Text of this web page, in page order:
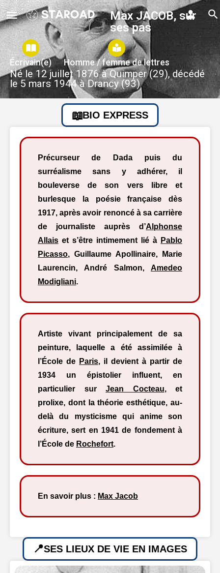
Max JACOB, sur
ses pas
Écrivain(e) Homme / femme de lettres
Né le 12 juillet 1876 à Quimper (29), décédé
le 5 mars 1944 à Drancy (93)
BIO EXPRESS
Précurseur de Dada puis du
surréalisme sans y adhérer, il
bouleverse de son vers libre et
burlesque la poésie française dès
1917, après avoir renoncé à sa carrière
de journaliste auprès d’Alphonse
Allais et s’être intimement lié à Pablo
Picasso, Guillaume Apollinaire, Marie
Laurencin, André Salmon, Amedeo
Modigliani.
Artiste vivant principalement de sa
peinture, laquelle a été assimilée à
l’École de Paris, il devient à partir de
1934 un épistolier influent, en
particulier sur Jean Cocteau, et
prolixe, dont la théorie esthétique, au-
delà du mysticisme qui anime son
écriture, sert en 1941 de fondement à
l’École de Rochefort.
En savoir plus : Max Jacob
SES LIEUX DE VIE EN IMAGES